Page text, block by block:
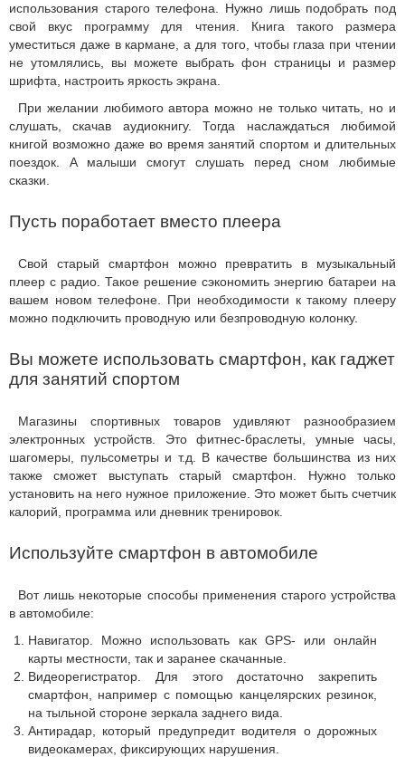
использования старого телефона. Нужно лишь подобрать под
свой вкус программу для чтения. Книга такого размера
уместиться даже в кармане, а для того, чтобы глаза при чтении
не утомлялись, вы можете выбрать фон страницы и размер
шрифта, настроить яркость экрана.
При желании любимого автора можно не только читать, но и
слушать, скачав аудиокнигу. Тогда наслаждаться любимой
книгой возможно даже во время занятий спортом и длительных
поездок. А малыши смогут слушать перед сном любимые
сказки.
Пусть поработает вместо плеера
Свой старый смартфон можно превратить в музыкальный
плеер с радио. Такое решение сэкономить энергию батареи на
вашем новом телефоне. При необходимости к такому плееру
можно подключить проводную или безпроводную колонку.
Вы можете использовать смартфон, как гаджет
для занятий спортом
Магазины спортивных товаров удивляют разнообразием
электронных устройств. Это фитнес-браслеты, умные часы,
шагомеры, пульсометры и т.д. В качестве большинства из них
также сможет выступать старый смартфон. Нужно только
установить на него нужное приложение. Это может быть счетчик
калорий, программа или дневник тренировок.
Используйте смартфон в автомобиле
Вот лишь некоторые способы применения старого устройства
в автомобиле:
Навигатор. Можно использовать как GPS- или онлайн
карты местности, так и заранее скачанные.
Видеорегистратор. Для этого достаточно закрепить
смартфон, например с помощью канцелярских резинок,
на тыльной стороне зеркала заднего вида.
Антирадар, который предупредит водителя о дорожных
видеокамерах, фиксирующих нарушения.